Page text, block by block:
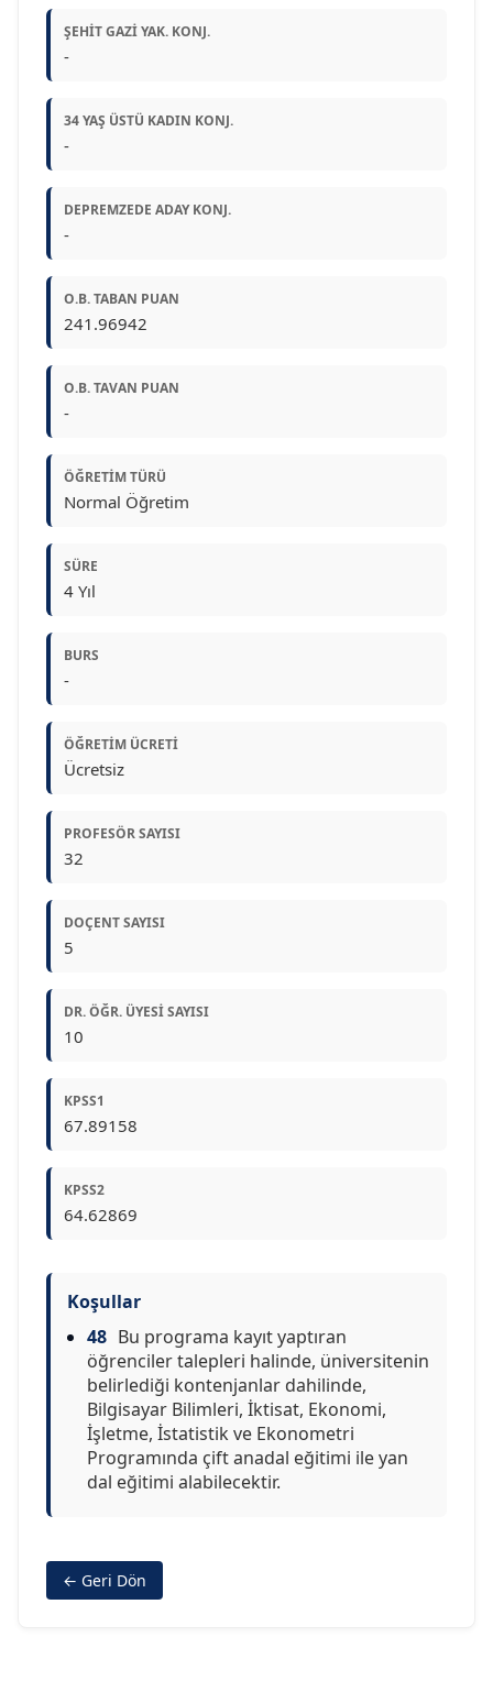
ŞEHIT GAZI YAK. KONJ.
-
34 YAŞ ÜSTÜ KADIN KONJ.
-
DEPREMZEDE ADAY KONJ.
-
O.B. TABAN PUAN
241.96942
O.B. TAVAN PUAN
-
ÖĞRETIM TÜRÜ
Normal Öğretim
SÜRE
4 Yıl
BURS
-
ÖĞRETIM ÜCRETI
Ücretsiz
PROFESÖR SAYISI
32
DOÇENT SAYISI
5
DR. ÖĞR. ÜYESI SAYISI
10
KPSS1
67.89158
KPSS2
64.62869
Koşullar
48 Bu programa kayıt yaptıran
öğrenciler talepleri halinde, üniversitenin
belirlediği kontenjanlar dahilinde,
Bilgisayar Bilimleri, İktisat, Ekonomi,
İşletme, İstatistik ve Ekonometri
Programında çift anadal eğitimi ile yan
dal eğitimi alabilecektir.
← Geri Dön